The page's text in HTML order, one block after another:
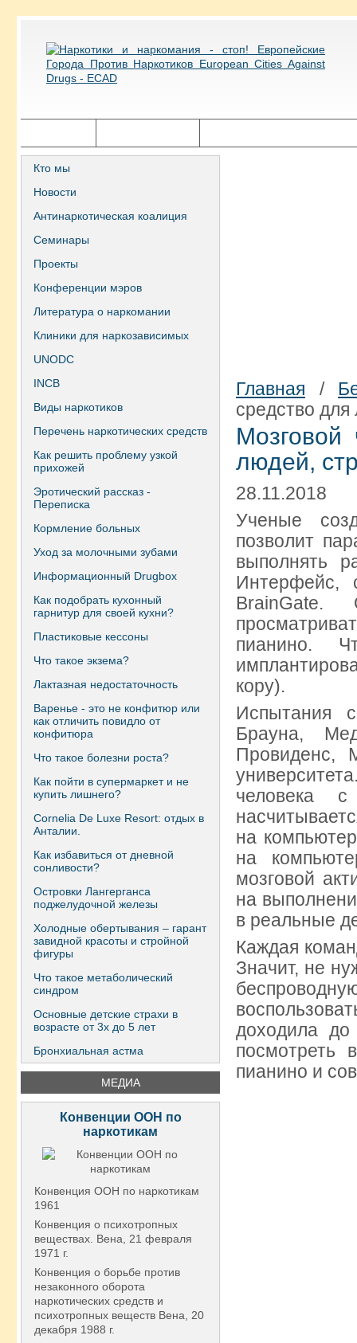
Кто мы
Новости
Антинаркотическая коалиция
Семинары
Проекты
Конференции мэров
Литература о наркомании
Клиники для наркозависимых
UNODC
INCB
Виды наркотиков
Перечень наркотических средств
Как решить проблему узкой
прихожей
Эротический рассказ -
Переписка
Кормление больных
Уход за молочными зубами
Информационный Drugbox
Как подобрать кухонный
гарнитур для своей кухни?
Пластиковые кессоны
Что такое экзема?
Лактазная недостаточность
Варенье - это не конфитюр или
как отличить повидло от
конфитюра
Что такое болезни роста?
Как пойти в супермаркет и не
купить лишнего?
Сornelia De Luxe Resort: отдых в
Анталии.
Как избавиться от дневной
сонливости?
Островки Лангерганса
поджелудочной железы
Холодные обертывания – гарант
завидной красоты и стройной
фигуры
Что такое метаболический
синдром
Основные детские страхи в
возрасте от 3х до 5 лет
Бронхиальная астма
МЕДИА
Конвенции ООН по
наркотикам
Конвенция ООН по наркотикам
1961
Конвенция о психотропных
веществах. Вена, 21 февраля
1971 г.
Конвенция о борьбе против
незаконного оборота
наркотических средств и
психотропных веществ Вена, 20
декабря 1988 г.
Главная /
средство
людей,
28.11.2018
Ученые
позволит
выполнять
Интерфейс,
BrainGate.
пианино.
кору).
Испытания
Брауна,
Провиденс,
человека
на
на
мозговой
на
в реальные
Каждая
Значит, не
доходила
посмотреть
пианино и